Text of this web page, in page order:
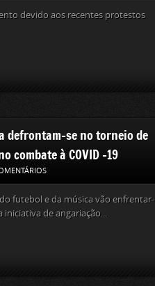
devido aos recentes protestos
defrontam-se no torneio de
combate à COVID -19
futebol e da música vão enfrentar-
iniciativa de angariação...